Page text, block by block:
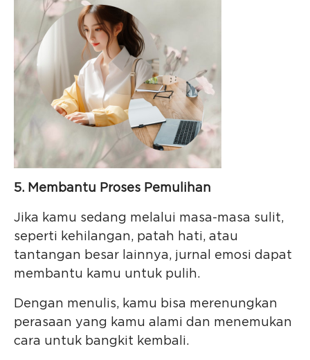
5. Membantu Proses Pemulihan
Jika kamu sedang melalui masa-masa sulit,
seperti kehilangan, patah hati, atau
tantangan besar lainnya, jurnal emosi dapat
membantu kamu untuk pulih.
Dengan menulis, kamu bisa merenungkan
perasaan yang kamu alami dan menemukan
cara untuk bangkit kembali.